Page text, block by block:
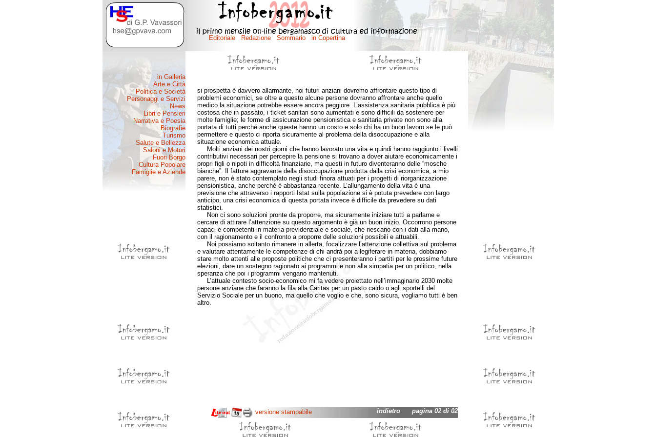
si prospetta è davvero allarmante, noi futuri anziani dovremo affrontare questo tipo di
problemi economici, se oltre a questo alcune persone dovranno affrontare anche quello
medico la situazione potrebbe essere ancora peggiore. L’assistenza sanitaria pubblica è più
costosa che in passato, i ticket sanitari sono aumentati e sono difficili da sostenere per
molte famiglie; le forme di assicurazione pensionistica e sanitaria private non sono alla
portata di tutti perché anche queste hanno un costo e solo chi ha un buon lavoro se le può
permettere e questo ci riporta sicuramente al problema della disoccupazione e alla
situazione economica attuale.
Molti anziani dei nostri giorni che hanno lavorato una vita e quindi hanno raggiunto i livelli
contributivi necessari per percepire la pensione si trovano a dover aiutare economicamente i
propri figli o nipoti in difficoltà finanziarie, ma questi in futuro diventeranno delle “mosche
bianche”. Il fattore aggravante della disoccupazione prodotta dalla crisi economica, a mio
parere, non è stato contemplato negli studi finora attuati per i progetti di riorganizzazione
pensionistica, anche perché è abbastanza recente. L’allungamento della vita è una
previsione che attraverso i rapporti Istat sulla popolazione si è potuta prevedere con largo
anticipo, una crisi economica di questa portata invece è difficile da prevedere su dati
statistici.
Non ci sono soluzioni pronte da proporre, ma sicuramente iniziare tutti a parlarne e
cercare di attirare l’attenzione su questo argomento è già un buon inizio. Occorrono persone
capaci e competenti in materia previdenziale e sociale, che riescano con i dati alla mano,
con il ragionamento e il confronto a proporre delle soluzioni possibili e attuabili.
Noi possiamo soltanto rimanere in allerta, focalizzare l’attenzione collettiva sul problema
e valutare attentamente le competenze di chi andrà poi a legiferare in materia, dobbiamo
stare molto attenti alle proposte politiche che ci presenteranno i partiti per le prossime future
elezioni, dare un sostegno ragionato ai programmi e non alla simpatia per un politico, nella
speranza che poi i programmi vengano mantenuti.
L’attuale contesto socio-economico mi fa vedere proiettato nell’immaginario 2030 molte
persone anziane che faranno la fila alla Caritas per un pasto caldo o agli sportelli del
Servizio Sociale per un buono, ma quello che voglio e che, sono sicura, vogliamo tutti è ben
altro.
versione stampabile indietropagina 02 di 02